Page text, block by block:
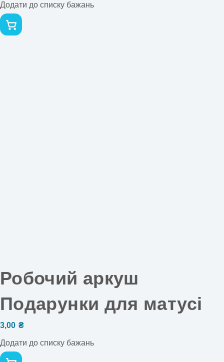
Додати до списку бажань
Робочий аркуш
Подарунки для матусі
3,00 ₴
Додати до списку бажань